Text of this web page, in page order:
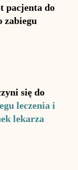
pacjenta do
zabiegu
się do
leczenia i
lekarza